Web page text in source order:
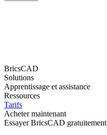
BricsCAD
Solutions
Apprentissage et assistance
Ressources
Tarifs
Acheter maintenant
Essayer BricsCAD gratuitement